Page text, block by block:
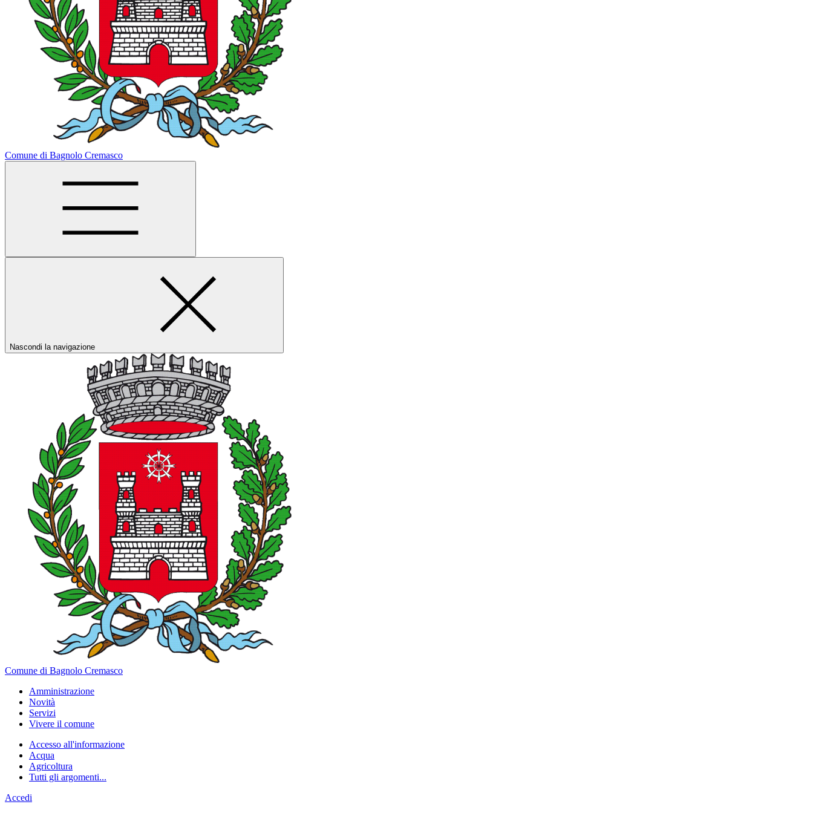
Comune di Bagnolo Cremasco
Nascondi la navigazione
Comune di Bagnolo Cremasco
Amministrazione
Novità
Servizi
Vivere il comune
Accesso all'informazione
Acqua
Agricoltura
Tutti gli argomenti...
Accedi